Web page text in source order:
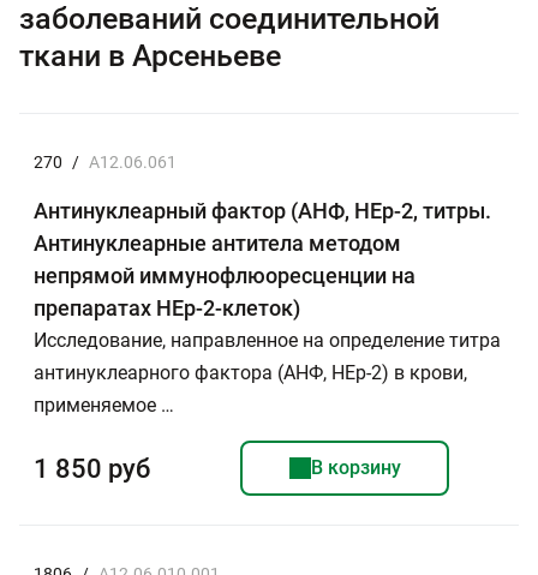
заболеваний соединительной
ткани в Арсеньеве
270 / A12.06.061
Антинуклеарный фактор (АНФ, HEp-2, титры.
Антинуклеарные антитела методом
непрямой иммунофлюоресценции на
препаратах HEp-2-клеток)
Исследование, направленное на определение титра
антинуклеарного фактора (АНФ, HEp-2) в крови,
применяемое …
1 850 руб В корзину